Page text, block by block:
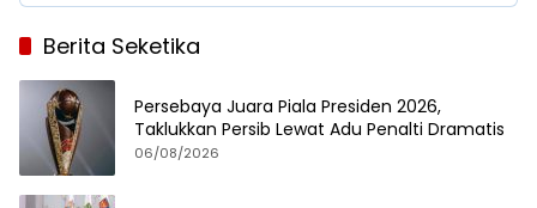
Berita Seketika
Persebaya Juara Piala Presiden 2026,
Taklukkan Persib Lewat Adu Penalti Dramatis
06/08/2026